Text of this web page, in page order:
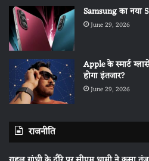
Samsung का नया
June 29, 2026
Apple के स्मार्ट
होगा इंतजार?
June 29, 2026
राजनीति